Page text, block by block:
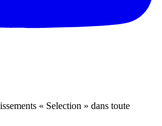
« Selection » dans toute